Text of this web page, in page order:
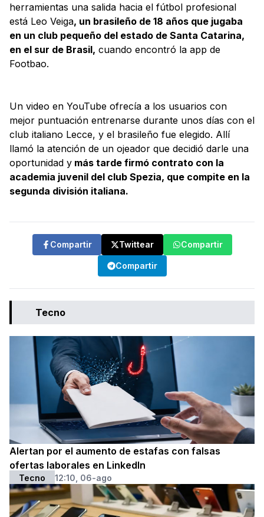
herramientas una salida hacia el fútbol profesional
está Leo Veiga, un brasileño de 18 años que jugaba
en un club pequeño del estado de Santa Catarina,
en el sur de Brasil, cuando encontró la app de
Footbao.
Un video en YouTube ofrecía a los usuarios con
mejor puntuación entrenarse durante unos días con el
club italiano Lecce, y el brasileño fue elegido. Allí
llamó la atención de un ojeador que decidió darle una
oportunidad y más tarde firmó contrato con la
academia juvenil del club Spezia, que compite en la
segunda división italiana.
Compartir Twittear Compartir
Compartir
Tecno
Alertan por el aumento de estafas con falsas
ofertas laborales en LinkedIn
Tecno 12:10, 06-ago